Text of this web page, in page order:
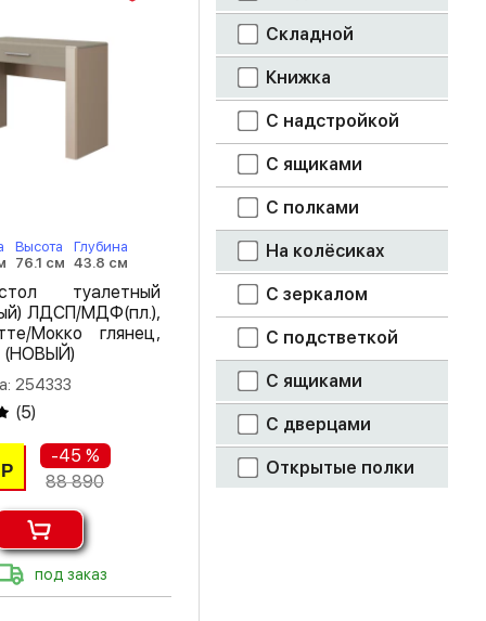
Высота
76.1 см
Глубина
43.8 см
туалетный
ЛДСП/МДФ(пл.),
Мокко глянец,
(НОВЫЙ)
254333
(5)
Р
-45 %
88 890
под заказ
шарлиз кашемир
ясень шимо
ясень шимо
темный
Складной
Книжка
С надстройкой
С ящиками
С полками
На колёсиках
С зеркалом
С подстветкой
С ящиками
С дверцами
Открытые полки